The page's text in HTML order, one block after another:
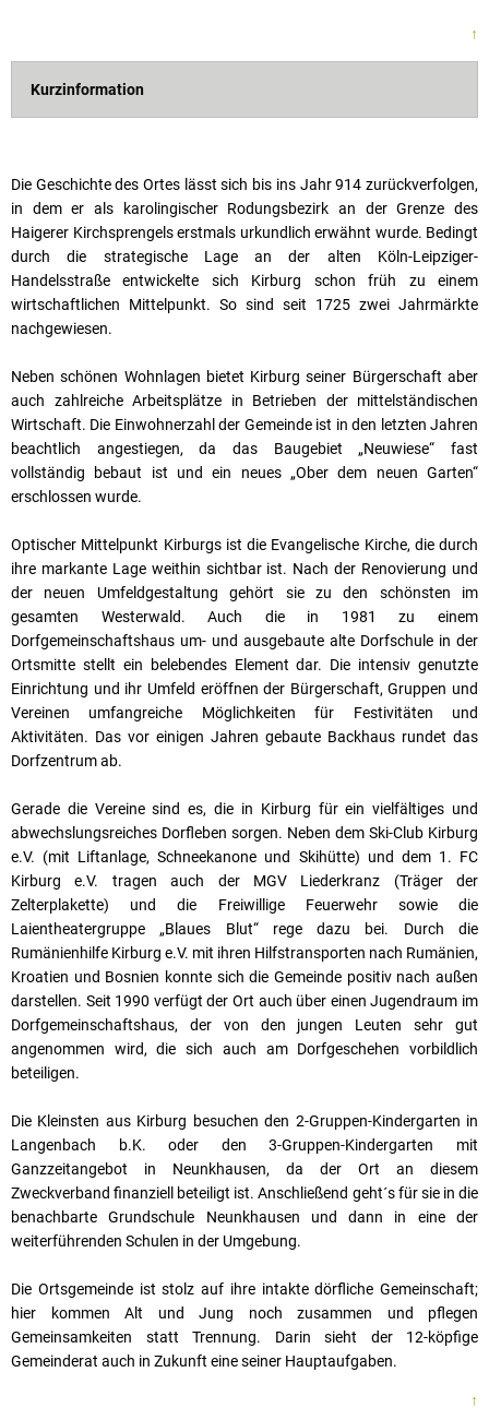
↑
Kurzinformation
Die Geschichte des Ortes lässt sich bis ins Jahr 914 zurückverfolgen,
in dem er als karolingischer Rodungsbezirk an der Grenze des
Haigerer Kirchsprengels erstmals urkundlich erwähnt wurde. Bedingt
durch die strategische Lage an der alten Köln-Leipziger-
Handelsstraße entwickelte sich Kirburg schon früh zu einem
wirtschaftlichen Mittelpunkt. So sind seit 1725 zwei Jahrmärkte
nachgewiesen.
Neben schönen Wohnlagen bietet Kirburg seiner Bürgerschaft aber
auch zahlreiche Arbeitsplätze in Betrieben der mittelständischen
Wirtschaft. Die Einwohnerzahl der Gemeinde ist in den letzten Jahren
beachtlich angestiegen, da das Baugebiet „Neuwiese“ fast
vollständig bebaut ist und ein neues „Ober dem neuen Garten“
erschlossen wurde.
Optischer Mittelpunkt Kirburgs ist die Evangelische Kirche, die durch
ihre markante Lage weithin sichtbar ist. Nach der Renovierung und
der neuen Umfeldgestaltung gehört sie zu den schönsten im
gesamten Westerwald. Auch die in 1981 zu einem
Dorfgemeinschaftshaus um- und ausgebaute alte Dorfschule in der
Ortsmitte stellt ein belebendes Element dar. Die intensiv genutzte
Einrichtung und ihr Umfeld eröffnen der Bürgerschaft, Gruppen und
Vereinen umfangreiche Möglichkeiten für Festivitäten und
Aktivitäten. Das vor einigen Jahren gebaute Backhaus rundet das
Dorfzentrum ab.
Gerade die Vereine sind es, die in Kirburg für ein vielfältiges und
abwechslungsreiches Dorfleben sorgen. Neben dem Ski-Club Kirburg
e.V. (mit Liftanlage, Schneekanone und Skihütte) und dem 1. FC
Kirburg e.V. tragen auch der MGV Liederkranz (Träger der
Zelterplakette) und die Freiwillige Feuerwehr sowie die
Laientheatergruppe „Blaues Blut“ rege dazu bei. Durch die
Rumänienhilfe Kirburg e.V. mit ihren Hilfstransporten nach Rumänien,
Kroatien und Bosnien konnte sich die Gemeinde positiv nach außen
darstellen. Seit 1990 verfügt der Ort auch über einen Jugendraum im
Dorfgemeinschaftshaus, der von den jungen Leuten sehr gut
angenommen wird, die sich auch am Dorfgeschehen vorbildlich
beteiligen.
Die Kleinsten aus Kirburg besuchen den 2-Gruppen-Kindergarten in
Langenbach b.K. oder den 3-Gruppen-Kindergarten mit
Ganzzeitangebot in Neunkhausen, da der Ort an diesem
Zweckverband finanziell beteiligt ist. Anschließend geht´s für sie in die
benachbarte Grundschule Neunkhausen und dann in eine der
weiterführenden Schulen in der Umgebung.
Die Ortsgemeinde ist stolz auf ihre intakte dörfliche Gemeinschaft;
hier kommen Alt und Jung noch zusammen und pflegen
Gemeinsamkeiten statt Trennung. Darin sieht der 12-köpfige
Gemeinderat auch in Zukunft eine seiner Hauptaufgaben.
↑